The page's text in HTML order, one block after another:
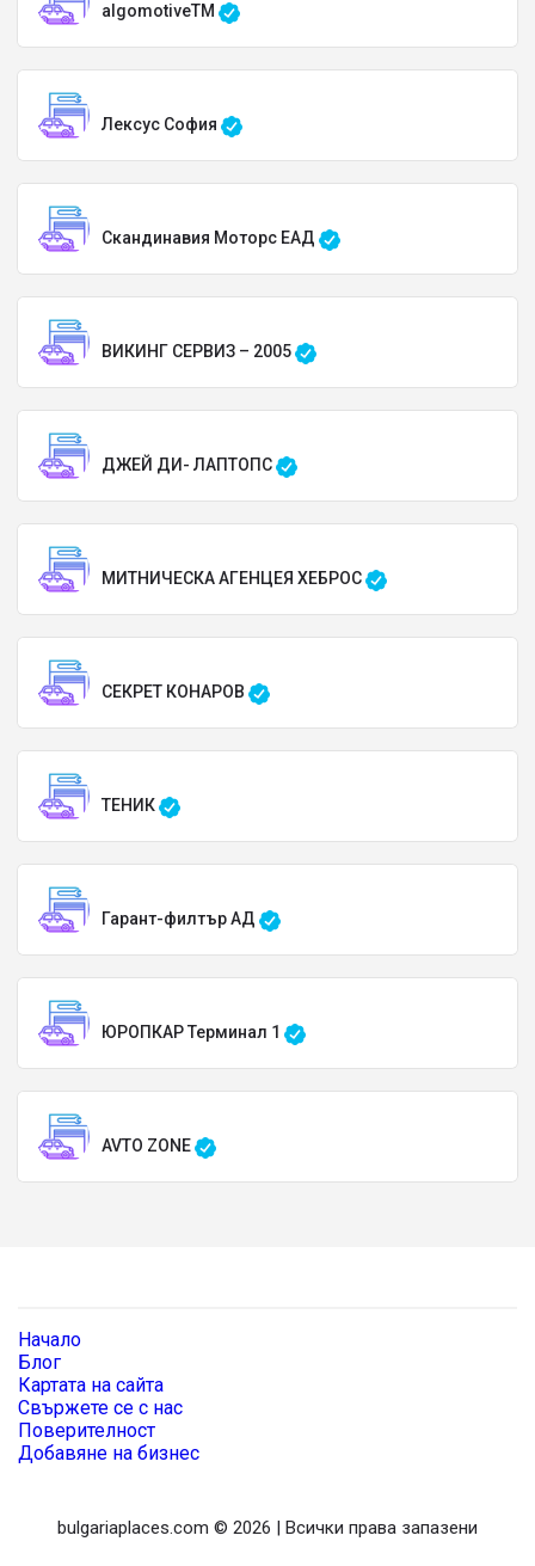
algomotiveTM
Лексус София
Скандинавия Моторс ЕАД
ВИКИНГ СЕРВИЗ – 2005
ДЖЕЙ ДИ- ЛАПТОПС
МИТНИЧЕСКА АГЕНЦЕЯ ХЕБРОС
СЕКРЕТ КОНАРОВ
ТЕНИК
Гарант-филтър АД
ЮРОПКАР Терминал 1
AVTO ZONE
Начало
Блог
Картата на сайта
Свържете се с нас
Поверителност
Добавяне на бизнес
bulgariaplaces.com © 2026 | Всички права запазени